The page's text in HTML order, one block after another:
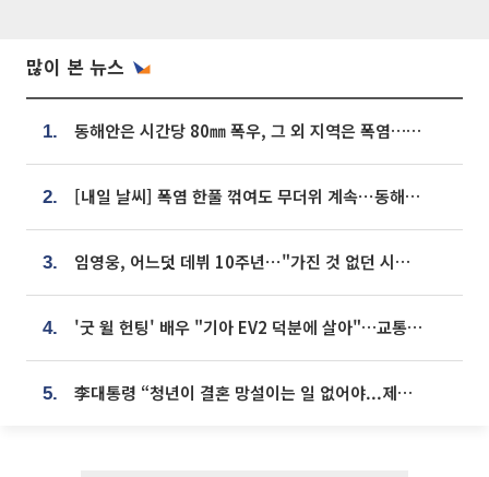
많이 본 뉴스
1. 동해안은 시간당 80㎜ 폭우, 그 외 지역은 폭염…‘극과 극 날씨’
2. [내일 날씨] 폭염 한풀 꺾여도 무더위 계속⋯동해안 이틀 연속 비
3. 임영웅, 어느덧 데뷔 10주년⋯"가진 것 없던 시절, 내 앞엔 20명의 팬뿐"
4. '굿 윌 헌팅' 배우 "기아 EV2 덕분에 살아"…교통사고 후 안전성 극찬
5. 李대통령 “청년이 결혼 망설이는 일 없어야...제도상 불이익 조사”